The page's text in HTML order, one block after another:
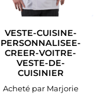
VESTE-CUISINE-
PERSONNALISEE-
CREER-VOITRE-
VESTE-DE-
CUISINIER
Acheté par Marjorie